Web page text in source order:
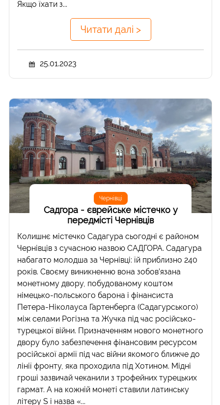
Якщо їхати з...
Читати далі >
25.01.2023
Чернівці
Садгора - єврейське містечко у
передмісті Чернівців
Колишнє містечко Садагура сьогодні є районом
Чернівців з сучасною назвою САДГОРА. Садагура
набагато молодша за Чернівці: їй приблизно 240
років. Своєму виникненню вона зобов’язана
монетному двору, побудованому коштом
німецько-польського барона і фінансиста
Петера-Ніколауса Гартенберга (Садагурського)
між селами Рогізна та Жучка під час російсько-
турецької війни. Призначенням нового монетного
двору було забезпечення фінансовим ресурсом
російської армії під час війни якомого ближче до
лінії фронту, яка проходила під Хотином. Мідні
гроші зазвичай чеканили з трофейних турецьких
гармат. А на кожній монеті ставили латинську
літеру S і назва «...